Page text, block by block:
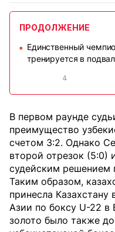
ПРОДОЛЖЕНИЕ
■
Единственный
тренируется в
4
В первом раунде
преимущество
счетом 3:2. Однако
второй отрезок (5:0)
судейским решением
Таким образом,
принесла Казахстану
Азии по боксу U-22 в
золото было также